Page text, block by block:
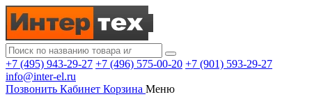
+7 (495) 943-29-27 +7 (496) 575-00-20 +7 (901) 593-29-27
info@inter-el.ru
Позвонить Кабинет Корзина Меню